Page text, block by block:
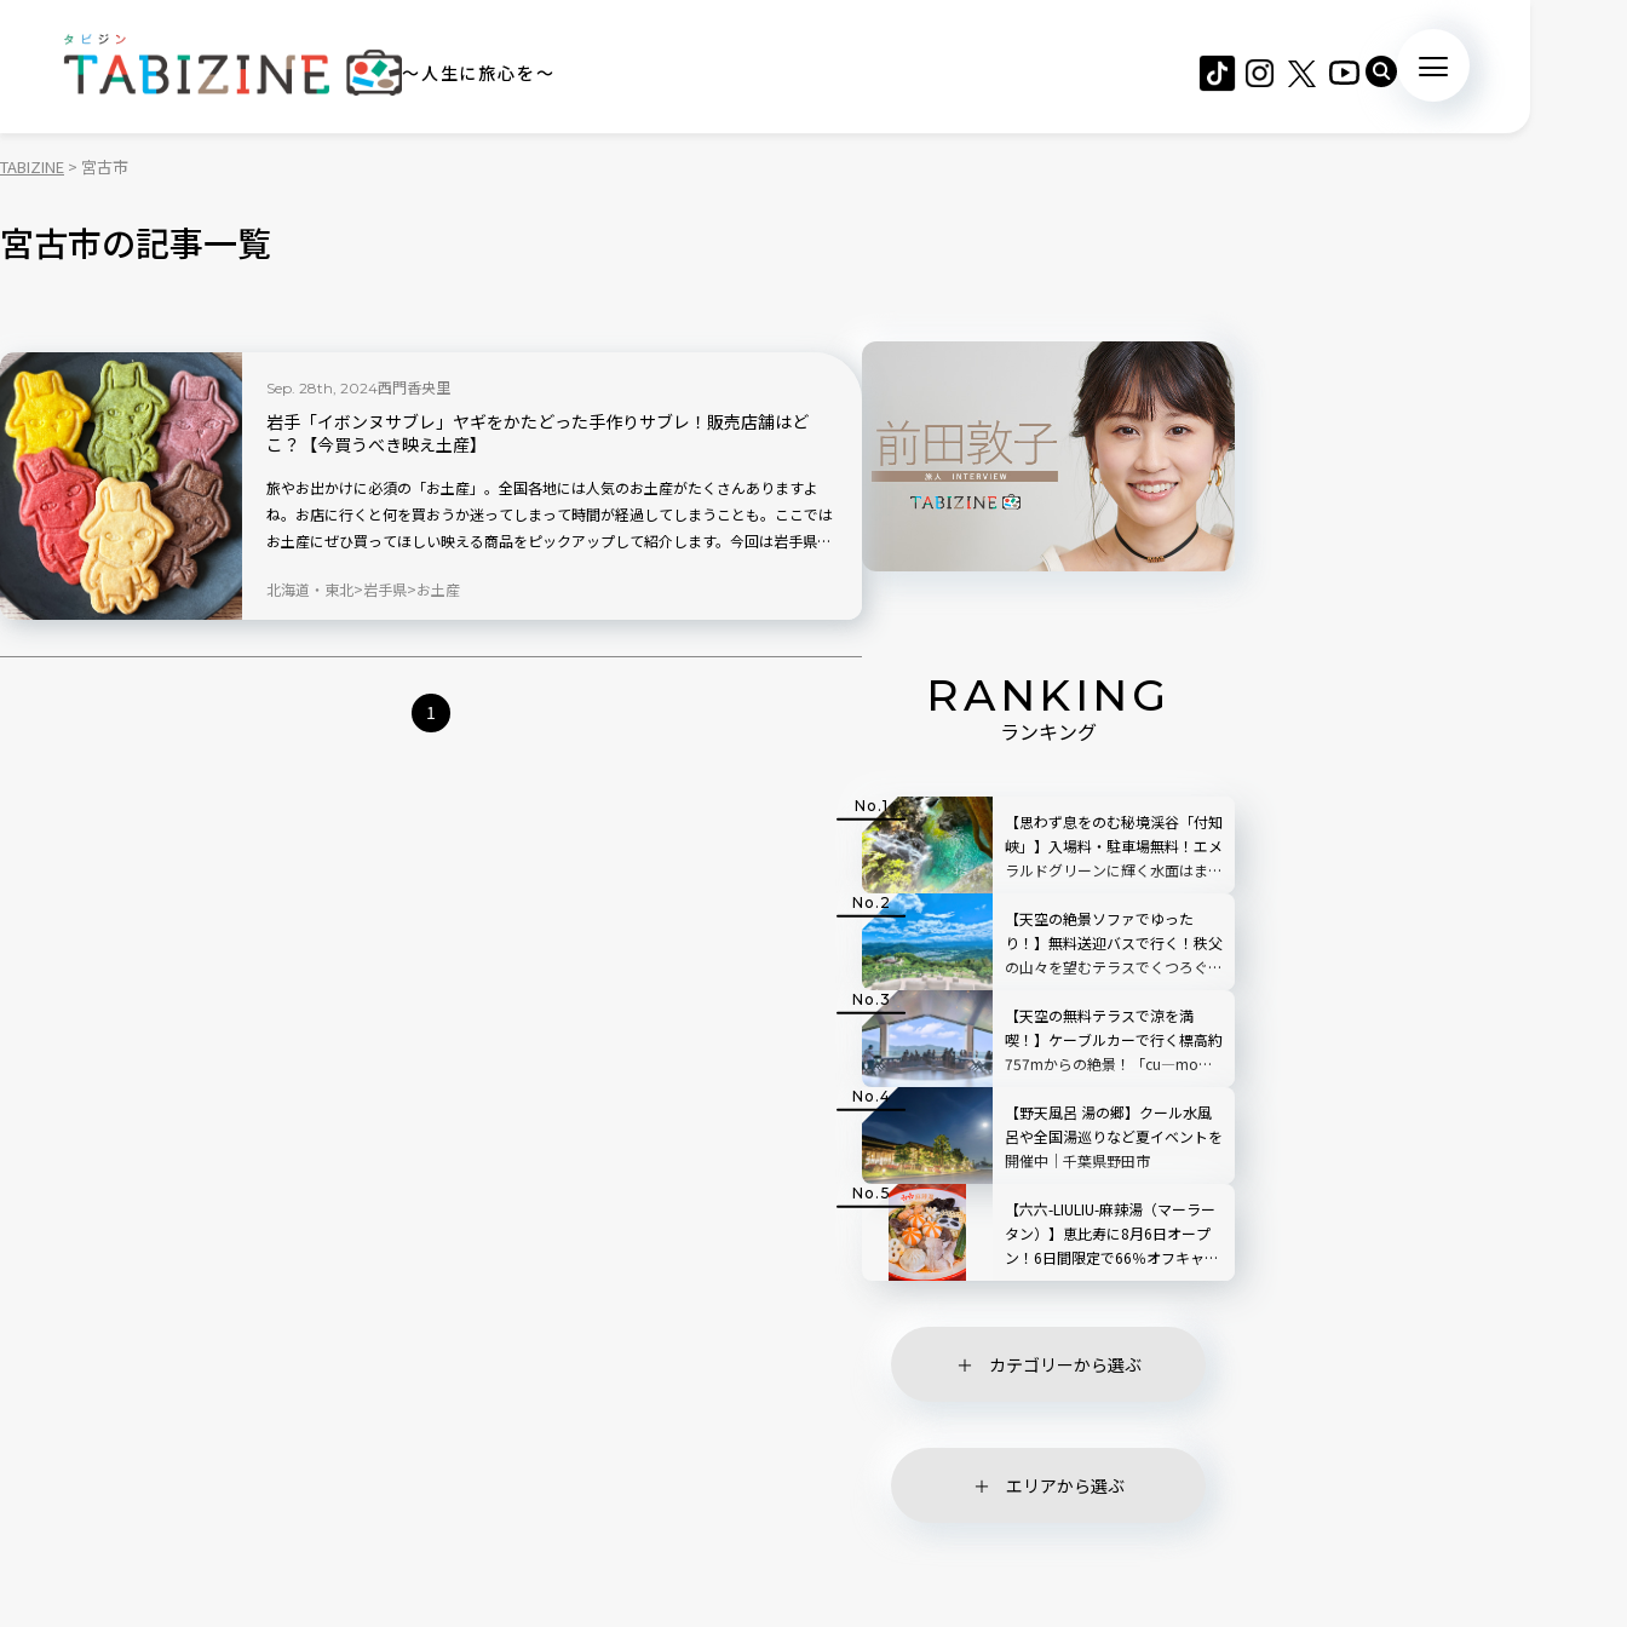
～人生に旅心を～
TABIZINE 宮古市
宮古市の記事一覧
Sep. 28th, 2024西門香央里
岩手「イボンヌサブレ」ヤギをかたどった手作りサブレ！販売店舗はど
こ？【今買うべき映え土産】
旅やお出かけに必須の「お土産」。全国各地には人気のお土産がたくさんありますよ
ね。お店に行くと何を買おうか迷ってしまって時間が経過してしまうことも。ここでは
お土産にぜひ買ってほしい映える商品をピックアップして紹介します。今回は岩手県の
北海道・東北 岩手県 お土産
1 RANKING
ランキング
【思わず息をのむ秘境渓谷「付知
峡」】入場料・駐車場無料！エメ
ラルドグリーンに輝く水面はまる
【天空の絶景ソファでゆった
り！】無料送迎バスで行く！秩父
の山々を望むテラスでくつろぐ
レビュー｜埼玉県
【天空の無料テラスで涼を満
喫！】ケーブルカーで行く標高約
757mからの絶景！「cu―mo箱
【野天風呂 湯の郷】クール水風
呂や全国湯巡りなど夏イベントを
開催中｜千葉県野田市
【六六-LIULIU-麻辣湯（マーラー
タン）】恵比寿に8月6日オープ
ン！6日間限定で66％オフキャン
ペーンも
カテゴリーから選ぶ
エリアから選ぶ